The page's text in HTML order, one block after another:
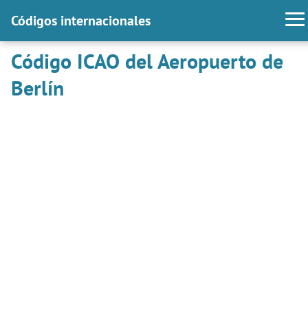
Códigos internacionales
Código ICAO del Aeropuerto de
Berlín